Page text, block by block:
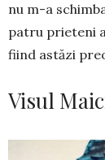
nu m-a
patru prieteni
fiind astăzi
Visul